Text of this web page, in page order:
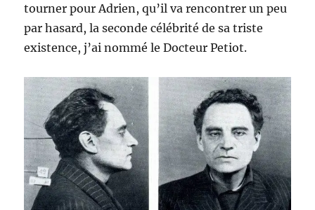
tourner pour Adrien, qu’il va rencontrer un peu
par hasard, la seconde célébrité de sa triste
existence, j’ai nommé le Docteur Petiot.